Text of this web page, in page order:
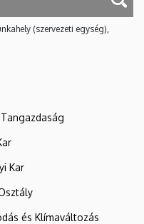
(szervezeti egység),
Kar
és Klímaváltozás